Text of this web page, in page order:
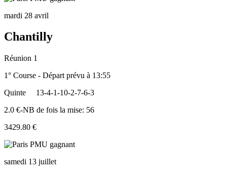
mardi 28 avril
Chantilly
Réunion 1
1° Course - Départ prévu à 13:55
Quinte
13-4-1-10-2-7-6-3
2.0 €-NB de fois la mise: 56
3429.80 €
samedi 13 juillet